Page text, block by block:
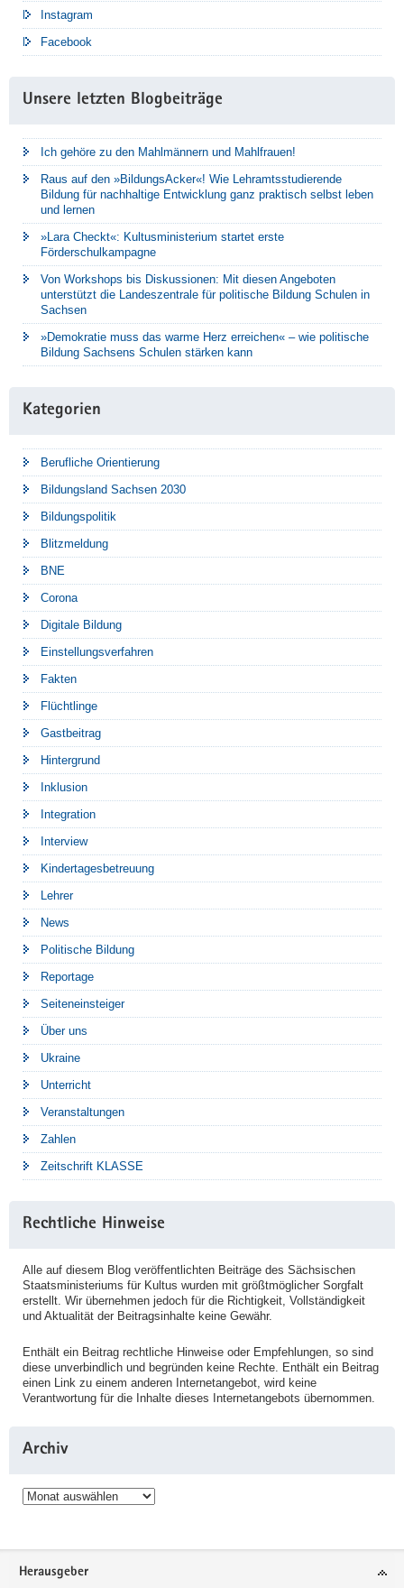
Instagram
Facebook
Unsere letzten Blogbeiträge
Ich gehöre zu den Mahlmännern und Mahlfrauen!
Raus auf den »BildungsAcker«! Wie Lehramtsstudierende
Bildung für nachhaltige Entwicklung ganz praktisch selbst leben
und lernen
»Lara Checkt«: Kultusministerium startet erste
Förderschulkampagne
Von Workshops bis Diskussionen: Mit diesen Angeboten
unterstützt die Landeszentrale für politische Bildung Schulen in
Sachsen
»Demokratie muss das warme Herz erreichen« – wie politische
Bildung Sachsens Schulen stärken kann
Kategorien
Berufliche Orientierung
Bildungsland Sachsen 2030
Bildungspolitik
Blitzmeldung
BNE
Corona
Digitale Bildung
Einstellungsverfahren
Fakten
Flüchtlinge
Gastbeitrag
Hintergrund
Inklusion
Integration
Interview
Kindertagesbetreuung
Lehrer
News
Politische Bildung
Reportage
Seiteneinsteiger
Über uns
Ukraine
Unterricht
Veranstaltungen
Zahlen
Zeitschrift KLASSE
Rechtliche Hinweise
Alle auf diesem Blog veröffentlichten Beiträge des Sächsischen
Staatsministeriums für Kultus wurden mit größtmöglicher Sorgfalt
erstellt. Wir übernehmen jedoch für die Richtigkeit, Vollständigkeit
und Aktualität der Beitragsinhalte keine Gewähr.
Enthält ein Beitrag rechtliche Hinweise oder Empfehlungen, so sind
diese unverbindlich und begründen keine Rechte. Enthält ein Beitrag
einen Link zu einem anderen Internetangebot, wird keine
Verantwortung für die Inhalte dieses Internetangebots übernommen.
Archiv
Archiv
Service
Herausgeber